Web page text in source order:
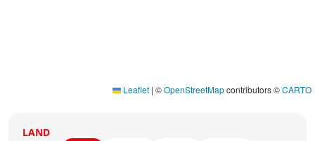
Leaflet | ©OpenStreetMapcontributors ©CARTO
LAND